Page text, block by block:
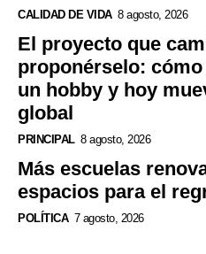
CALIDAD DE VIDA 8 agosto, 2026
El proyecto que
proponérselo:
un hobby y hoy
global
PRINCIPAL 8 agosto, 2026
Más escuelas
espacios para el
POLÍTICA 7 agosto, 2026